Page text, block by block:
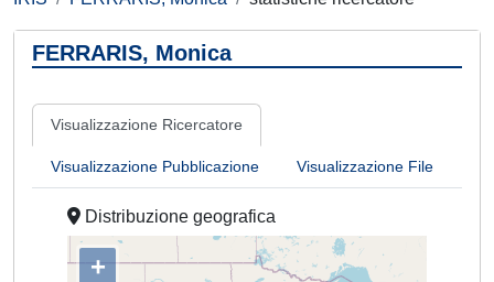
FERRARIS, Monica
Visualizzazione Ricercatore
Visualizzazione Pubblicazione Visualizzazione File
Distribuzione geografica
+